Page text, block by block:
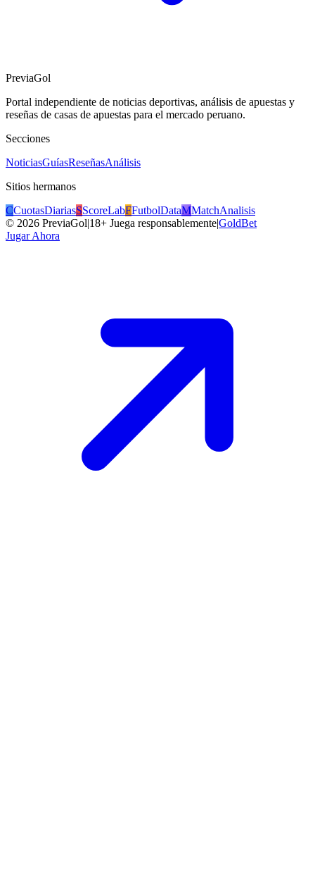
PreviaGol
Portal independiente de noticias deportivas, análisis de apuestas y
reseñas de casas de apuestas para el mercado peruano.
Secciones
NoticiasGuíasReseñasAnálisis
Sitios hermanos
CCuotasDiariasSScoreLabFFutbolDataMMatchAnalisis
© 2026 PreviaGol|18+ Juega responsablemente|GoldBet
Jugar Ahora